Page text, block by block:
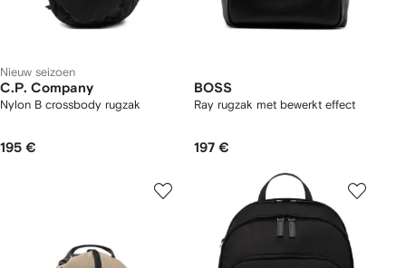
Nieuw seizoen
C.P. Company
Nylon B crossbody rugzak
195 €
BOSS
Ray rugzak met bewerkt effect
197 €